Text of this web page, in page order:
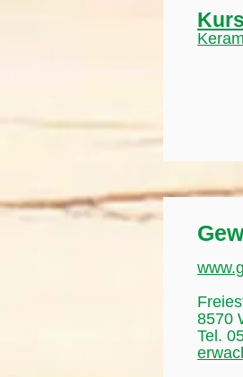
8570
Tel.